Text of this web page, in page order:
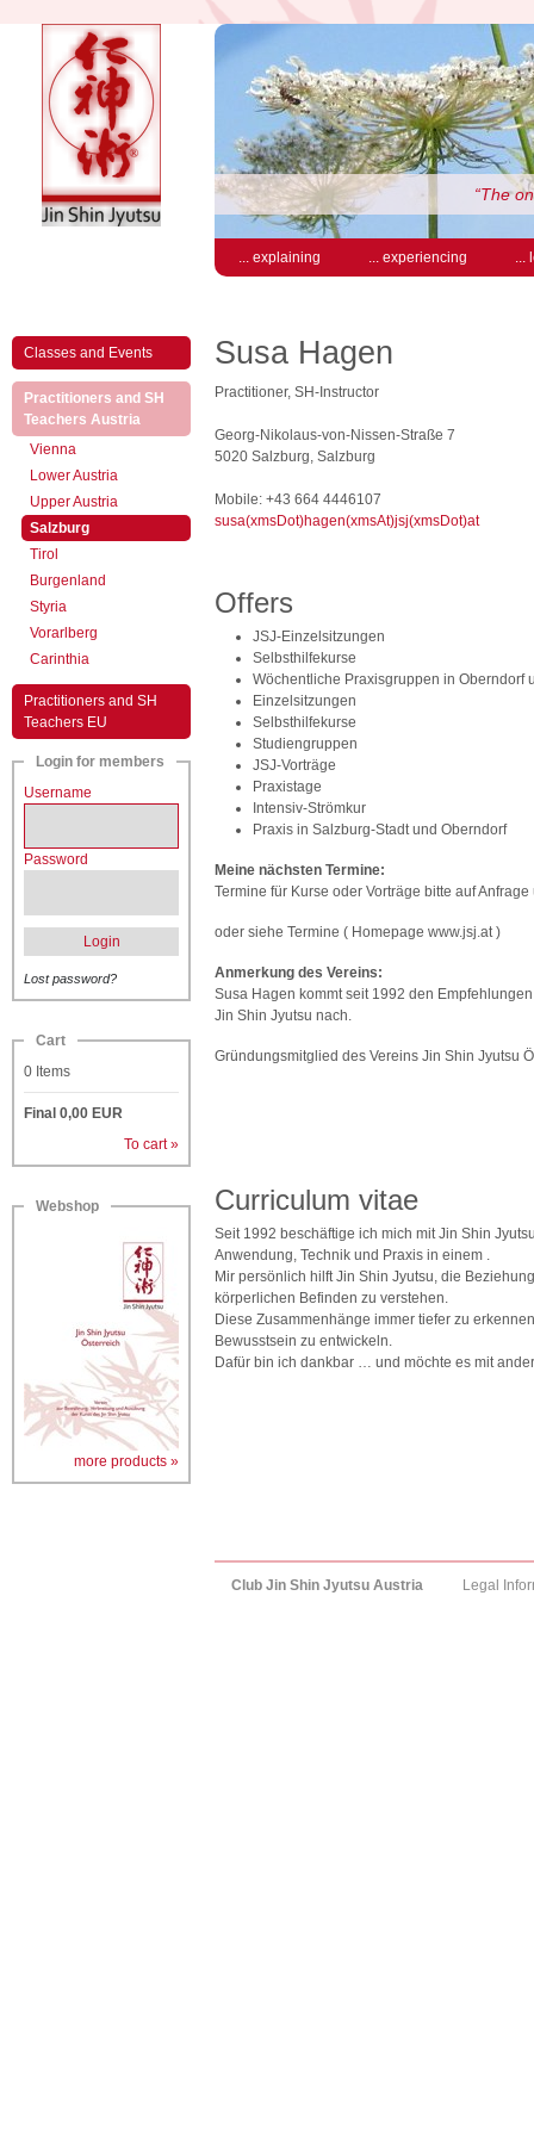
“The
... explaining ... experiencing ...
Classes and Events
Practitioners and SH
Teachers Austria
Vienna
Lower Austria
Upper Austria
Salzburg(active)
Tirol
Burgenland
Styria
Vorarlberg
Carinthia
Practitioners and SH
Teachers EU
Login for members
Username
Password
Login
Lost password?
Cart
0 Items
Final 0,00 EUR
To cart »
Webshop
more products »
Susa Hagen
Practitioner, SH-Instructor
Georg-Nikolaus-von-Nissen-Straße 7
5020 Salzburg, Salzburg
Mobile: +43 664 4446107
susa(xmsDot)hagen(xmsAt)jsj(xmsDot)at
Offers
JSJ-Einzelsitzungen
Selbsthilfekurse
Wöchentliche Praxisgruppen in Oberndorf
Einzelsitzungen
Selbsthilfekurse
Studiengruppen
JSJ-Vorträge
Praxistage
Intensiv-Strömkur
Praxis in Salzburg-Stadt und Oberndorf
Meine nächsten Termine:
Termine für Kurse oder Vorträge bitte auf
oder siehe Termine ( Homepage www.jsj.at )
Anmerkung des Vereins:
Susa Hagen kommt seit 1992 den
Jin Shin Jyutsu nach.
Gründungsmitglied des Vereins Jin Shin Jyutsu
Curriculum vitae
Seit 1992 beschäftige ich mich mit Jin Shin
Anwendung, Technik und Praxis in einem .
Mir persönlich hilft Jin Shin Jyutsu, die
körperlichen Befinden zu verstehen.
Diese Zusammenhänge immer tiefer zu
Bewusstsein zu entwickeln.
Dafür bin ich dankbar … und möchte es mit
Club Jin Shin Jyutsu Austria Legal